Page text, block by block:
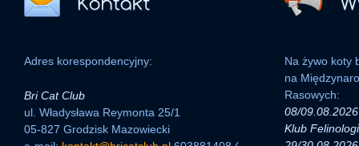
Adres korespondencyjny:
Bri Cat Club
ul. Władysława Reymonta 25/1
05-827 Grodzisk Mazowiecki
Na żywo koty
na
Rasowych:
08/
Klub